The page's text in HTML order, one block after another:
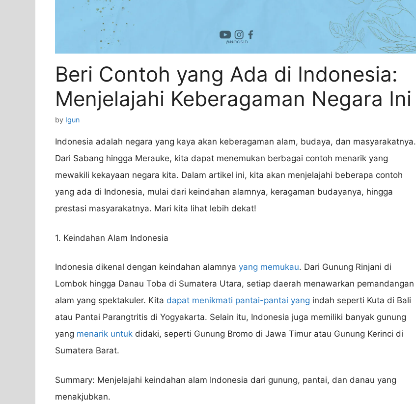
Beri Contoh yang Ada di Indonesia:
Menjelajahi Keberagaman Negara Ini
by Igun
Indonesia adalah negara yang kaya akan keberagaman alam, budaya, dan masyarakatnya.
Dari Sabang hingga Merauke, kita dapat menemukan berbagai contoh menarik yang
mewakili kekayaan negara kita. Dalam artikel ini, kita akan menjelajahi beberapa contoh
yang ada di Indonesia, mulai dari keindahan alamnya, keragaman budayanya, hingga
prestasi masyarakatnya. Mari kita lihat lebih dekat!
1. Keindahan Alam Indonesia
Indonesia dikenal dengan keindahan alamnya yang memukau. Dari Gunung Rinjani di
Lombok hingga Danau Toba di Sumatera Utara, setiap daerah menawarkan pemandangan
alam yang spektakuler. Kita dapat menikmati pantai-pantai yang indah seperti Kuta di Bali
atau Pantai Parangtritis di Yogyakarta. Selain itu, Indonesia juga memiliki banyak gunung
yang menarik untuk didaki, seperti Gunung Bromo di Jawa Timur atau Gunung Kerinci di
Sumatera Barat.
Summary: Menjelajahi keindahan alam Indonesia dari gunung, pantai, dan danau yang
menakjubkan.